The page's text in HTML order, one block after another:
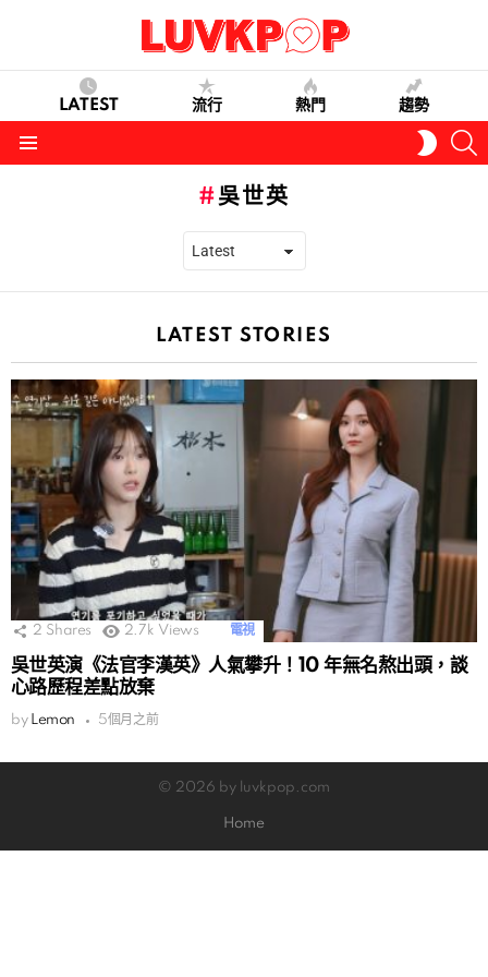
LATEST 流行 熱門 趨勢
SKIN
吳世英
LATEST STORIES
2 Shares 2.7k Views 電視
吳世英演《法官李漢英》人氣攀升！10 年無名熬出頭，談
心路歷程差點放棄
by Lemon 5個月之前
© 2026 by luvkpop.com
Home